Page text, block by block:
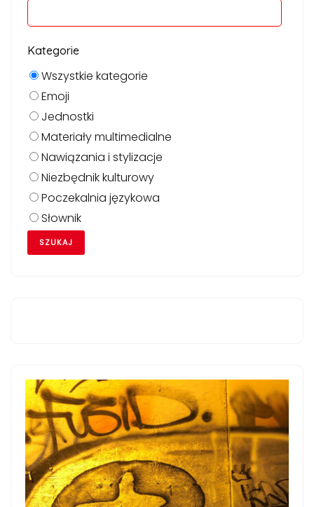
Kategorie
Wszystkie kategorie
Emoji
Jednostki
Materiały multimedialne
Nawiązania i stylizacje
Niezbędnik kulturowy
Poczekalnia językowa
Słownik